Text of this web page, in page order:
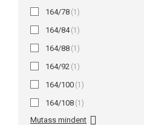
164/78 (1)
164/84 (1)
164/88 (1)
164/92 (1)
164/100 (1)
164/108 (1)
Mutass mindent